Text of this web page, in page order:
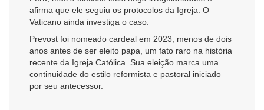
afirma que ele seguiu os protocolos da Igreja. O
Vaticano ainda investiga o caso.
Prevost foi nomeado cardeal em 2023, menos de dois
anos antes de ser eleito papa, um fato raro na história
recente da Igreja Católica. Sua eleição marca uma
continuidade do estilo reformista e pastoral iniciado
por seu antecessor.